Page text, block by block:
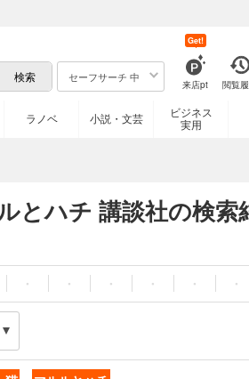
セーフサーチ 中
来店pt
Get!
閲覧
ラノベ 小説・文芸
ビジネス
実用
とハチ 講談社の検索
・ ・ ・ ・ ・ ・